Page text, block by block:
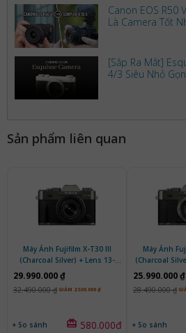
Canon EOS R50
Là Camera Tốt
[Sắp Ra Mắt]
4/3 Siêu Nhỏ
Sản phẩm liên quan
Máy Ảnh Fujifilm X-T30 III
(Charcoal Silver) + Lens 13-
33mm f/3.5-6.3 | Chính Hãng
29.990.000 ₫
32.490.000 ₫ GIẢM 2.500.000 ₫
+ So sánh 580.000đ
Máy Ảnh
(Charcoal
Chính
25.990.000 ₫
28.490.000 ₫
+ So sánh